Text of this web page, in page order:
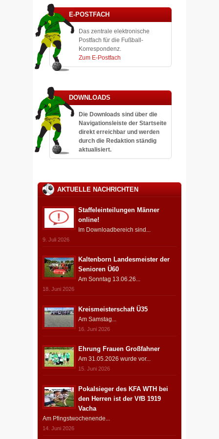
E-POSTFACH
Das zentrale elektronische
Postfach für die Fußball-
Korrespondenz.
Zum E-Postfach
DOWNLOADS
Die Downloads sind über die
Navigationsleiste der Startseite
direkt erreichbar und werden
durch die Redaktion ständig
aktualisiert.
AKTUELLE NACHRICHTEN
Staffeleinteilungen Männer
online!
Im Downloadbereich sind...
9. Juli 2026
Kaltenborn Landesmeister der
Senioren Ü60
Am Sonntag 13.06.26...
18. Juni 2026
Kreismeisterschaft Ü35
Am Samstag...
16. Juni 2026
Ehrung Frauen Großfahner
Am 31.05.2026 wurde vor...
15. Juni 2026
Pokalsieger des KFA WTH bei
den Herren ist der VfB 1919
Vacha
Am Pfingstwochenende...
14. Juni 2026